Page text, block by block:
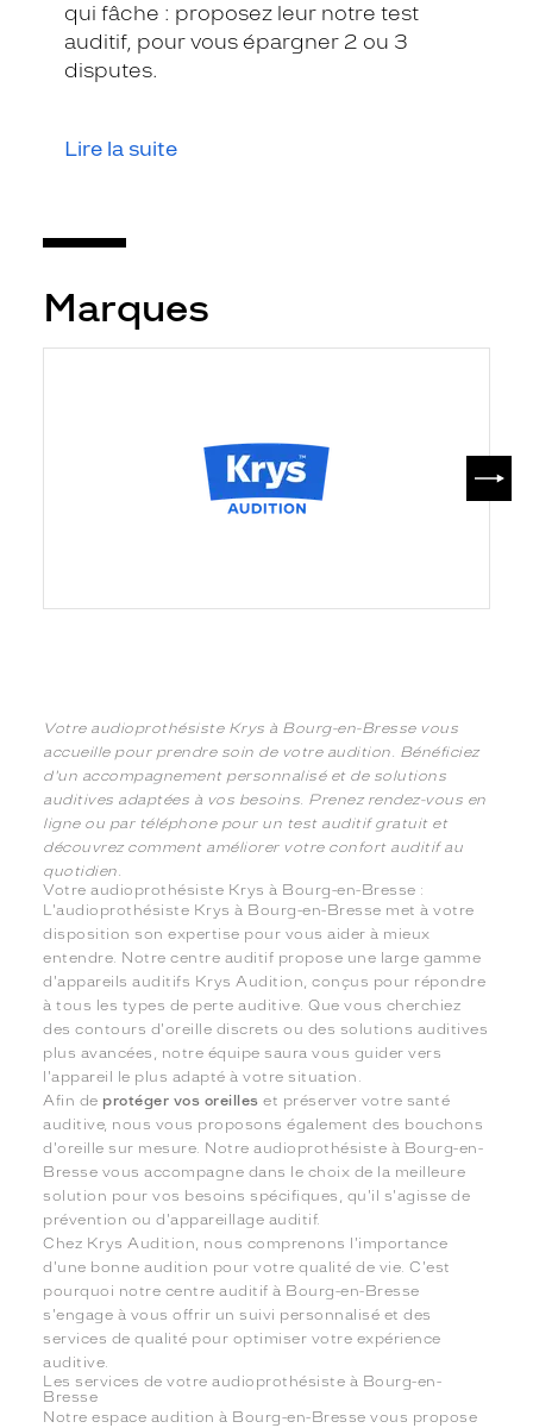
qui fâche : proposez leur notre test
auditif, pour vous épargner 2 ou 3
disputes.
Lire la suite
Marques
Votre audioprothésiste Krys à Bourg-en-Bresse vous
accueille pour prendre soin de votre audition. Bénéficiez
d'un accompagnement personnalisé et de solutions
auditives adaptées à vos besoins. Prenez rendez-vous en
ligne ou par téléphone pour un test auditif gratuit et
découvrez comment améliorer votre confort auditif au
quotidien.
Votre audioprothésiste Krys à Bourg-en-Bresse :
L'audioprothésiste Krys à Bourg-en-Bresse met à votre
disposition son expertise pour vous aider à mieux
entendre. Notre centre auditif propose une large gamme
d'appareils auditifs Krys Audition, conçus pour répondre
à tous les types de perte auditive. Que vous cherchiez
des contours d'oreille discrets ou des solutions auditives
plus avancées, notre équipe saura vous guider vers
l'appareil le plus adapté à votre situation.
Afin de protéger vos oreilles et préserver votre santé
auditive, nous vous proposons également des bouchons
d'oreille sur mesure. Notre audioprothésiste à Bourg-en-
Bresse vous accompagne dans le choix de la meilleure
solution pour vos besoins spécifiques, qu'il s'agisse de
prévention ou d'appareillage auditif.
Chez Krys Audition, nous comprenons l'importance
d'une bonne audition pour votre qualité de vie. C'est
pourquoi notre centre auditif à Bourg-en-Bresse
s'engage à vous offrir un suivi personnalisé et des
services de qualité pour optimiser votre expérience
auditive.
Les services de votre audioprothésiste à Bourg-en-
Bresse
Notre espace audition à Bourg-en-Bresse vous propose